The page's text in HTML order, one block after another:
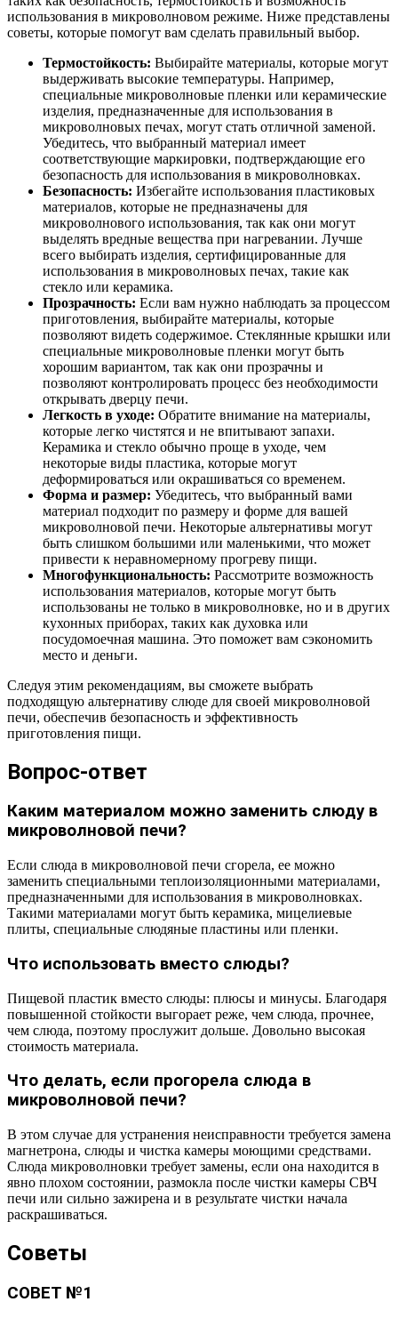
использования в микроволновом режиме. Ниже представлены
советы, которые помогут вам сделать правильный выбор.
Термостойкость: Выбирайте материалы, которые могут
выдерживать высокие температуры. Например,
специальные микроволновые пленки или керамические
изделия, предназначенные для использования в
микроволновых печах, могут стать отличной заменой.
Убедитесь, что выбранный материал имеет
соответствующие маркировки, подтверждающие его
безопасность для использования в микроволновках.
Безопасность: Избегайте использования пластиковых
материалов, которые не предназначены для
микроволнового использования, так как они могут
выделять вредные вещества при нагревании. Лучше
всего выбирать изделия, сертифицированные для
использования в микроволновых печах, такие как
стекло или керамика.
Прозрачность: Если вам нужно наблюдать за процессом
приготовления, выбирайте материалы, которые
позволяют видеть содержимое. Стеклянные крышки или
специальные микроволновые пленки могут быть
хорошим вариантом, так как они прозрачны и
позволяют контролировать процесс без необходимости
открывать дверцу печи.
Легкость в уходе: Обратите внимание на материалы,
которые легко чистятся и не впитывают запахи.
Керамика и стекло обычно проще в уходе, чем
некоторые виды пластика, которые могут
деформироваться или окрашиваться со временем.
Форма и размер: Убедитесь, что выбранный вами
материал подходит по размеру и форме для вашей
микроволновой печи. Некоторые альтернативы могут
быть слишком большими или маленькими, что может
привести к неравномерному прогреву пищи.
Многофункциональность: Рассмотрите возможность
использования материалов, которые могут быть
использованы не только в микроволновке, но и в других
кухонных приборах, таких как духовка или
посудомоечная машина. Это поможет вам сэкономить
место и деньги.
Следуя этим рекомендациям, вы сможете выбрать
подходящую альтернативу слюде для своей микроволновой
печи, обеспечив безопасность и эффективность
приготовления пищи.
Вопрос-ответ
Каким материалом можно заменить слюду в
микроволновой печи?
Если слюда в микроволновой печи сгорела, ее можно
заменить специальными теплоизоляционными материалами,
предназначенными для использования в микроволновках.
Такими материалами могут быть керамика, мицелиевые
плиты, специальные слюдяные пластины или пленки.
Что использовать вместо слюды?
Пищевой пластик вместо слюды: плюсы и минусы. Благодаря
повышенной стойкости выгорает реже, чем слюда, прочнее,
чем слюда, поэтому прослужит дольше. Довольно высокая
стоимость материала.
Что делать, если прогорела слюда в
микроволновой печи?
В этом случае для устранения неисправности требуется замена
магнетрона, слюды и чистка камеры моющими средствами.
Слюда микроволновки требует замены, если она находится в
явно плохом состоянии, размокла после чистки камеры СВЧ
печи или сильно зажирена и в результате чистки начала
раскрашиваться.
Советы
СОВЕТ №1